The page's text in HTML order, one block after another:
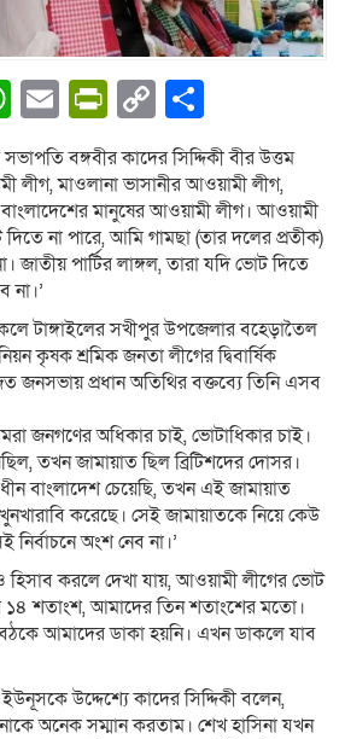
WhatsApp
EmailPrintFriendly
Copy
Link
বঙ্গবীর কাদের সিদ্দিকী বীর উত্তম
লীগ, মাওলানা ভাসানীর আওয়ামী লীগ,
মানুষের আওয়ামী লীগ। আওয়ামী
না পারে, আমি গামছা (তার দলের প্রতীক)
জাতীয় পার্টির লাঙ্গল, তারা যদি ভোট দিতে
না।’
টাঙ্গাইলের সখীপুর উপজেলার বহেড়াতৈল
কৃষক শ্রমিক জনতা লীগের দ্বিবার্ষিক
জনসভায় প্রধান অতিথির বক্তব্যে তিনি এসব
জনগণের অধিকার চাই, ভোটাধিকার চাই।
তখন জামায়াত ছিল ব্রিটিশদের দোসর।
বাংলাদেশ চেয়েছি, তখন এই জামায়াত
খুনখারাবি করেছে। সেই জামায়াতকে নিয়ে কেউ
নির্বাচনে অংশ নেব না।’
করলে দেখা যায়, আওয়ামী লীগের ভোট
১৪ শতাংশ, আমাদের তিন শতাংশের মতো।
আমাদের ডাকা হয়নি। এখন ডাকলে যাব
ইউনূসকে উদ্দেশ্যে কাদের সিদ্দিকী বলেন,
অনেক সম্মান করতাম। শেখ হাসিনা যখন